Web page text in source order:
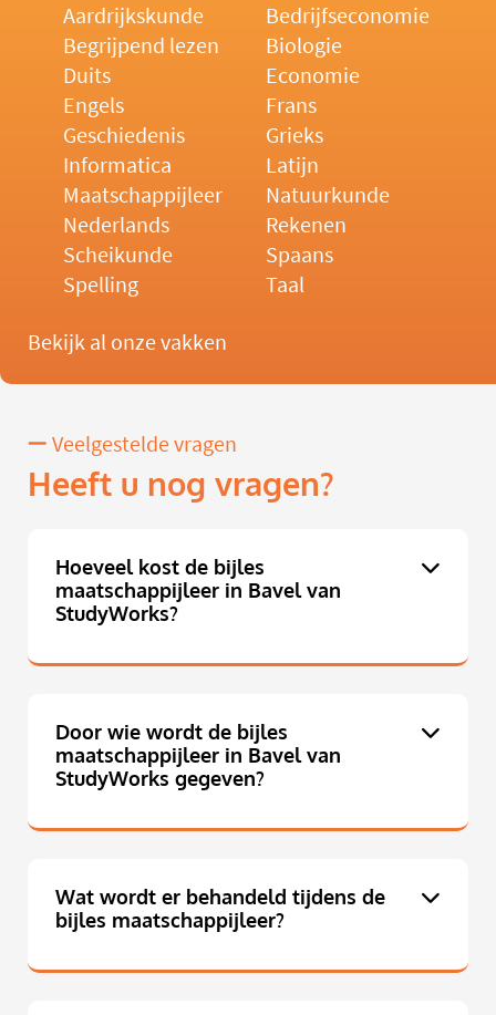
Aardrijkskunde
Bedrijfseconomie
Begrijpend lezen
Biologie
Duits
Economie
Engels
Frans
Geschiedenis
Grieks
Informatica
Latijn
Maatschappijleer
Natuurkunde
Nederlands
Rekenen
Scheikunde
Spaans
Spelling
Taal
Bekijk al onze vakken
Veelgestelde vragen
Heeft u nog vragen?
Hoeveel kost de bijles
maatschappijleer in Bavel van
StudyWorks?
Door wie wordt de bijles
maatschappijleer in Bavel van
StudyWorks gegeven?
Wat wordt er behandeld tijdens de
bijles maatschappijleer?